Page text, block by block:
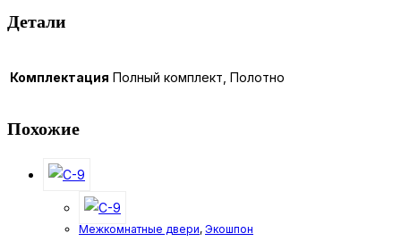
Детали
Комплектация Полный комплект, Полотно
Похожие
Межкомнатные двери, Экошпон